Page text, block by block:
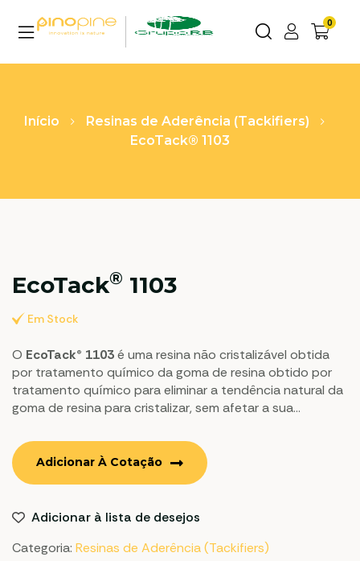
0
Início
Resinas de Aderência (Tackifiers)
EcoTack® 1103
EcoTack® 1103
Em Stock
O EcoTack® 1103é uma resina não cristalizável obtida
por tratamento químico da goma de resina obtido por
tratamento químico para eliminar a tendência natural da
goma de resina para cristalizar, sem afetar a sua
Adicionar À Cotação
Adicionar à lista de desejos
Categoria: Resinas de Aderência (Tackifiers)